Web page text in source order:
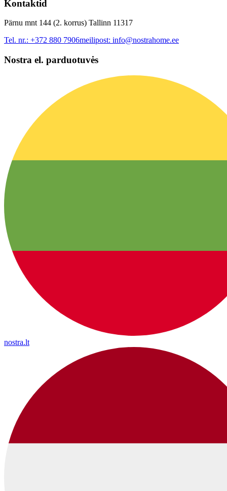
Kontaktid
Pärnu mnt 144 (2. korrus) Tallinn 11317
Tel. nr.: +372 880 7906meilipost: info@nostrahome.ee
Nostra el. parduotuvės
nostra.lt